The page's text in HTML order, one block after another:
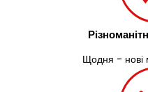
Щодня - нові